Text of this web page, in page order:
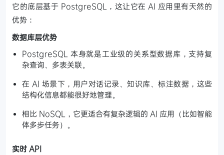
它的底层基于 PostgreSQL，这让它在 AI 应用里有天然的
优势：
数据库层优势
PostgreSQL 本身就是工业级的关系型数据库，支持复
杂查询、多表关联。
在 AI 场景下，用户对话记录、知识库、标注数据，这些
结构化信息都能很好地管理。
相比 NoSQL，它更适合有复杂逻辑的 AI 应用（比如智能
体多步任务）。
实时 API